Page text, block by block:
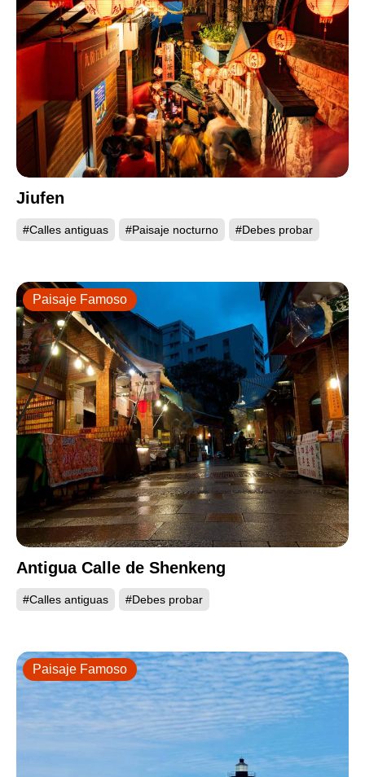
Jiufen
#Calles antiguas #Paisaje nocturno #Debes probar
Antigua Calle de Shenkeng
#Calles antiguas #Debes probar
Paisaje Famoso
Paisaje Famoso